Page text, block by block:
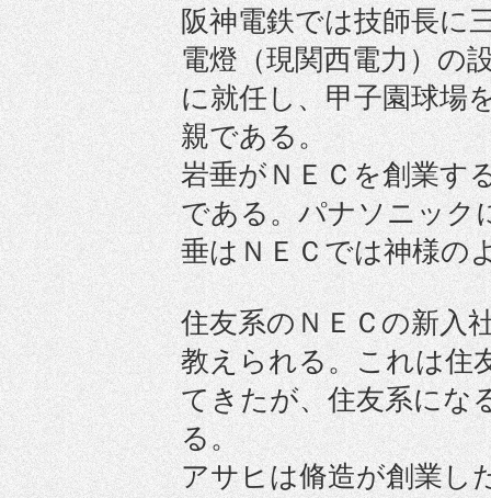
阪神電鉄では技師長に
電燈（現関西電力）の
に就任し、甲子園球場
親である。
岩垂がＮＥＣを創業す
である。パナソニック
垂はＮＥＣでは神様の
住友系のＮＥＣの新入
教えられる。これは住
てきたが、住友系にな
る。
アサヒは脩造が創業し